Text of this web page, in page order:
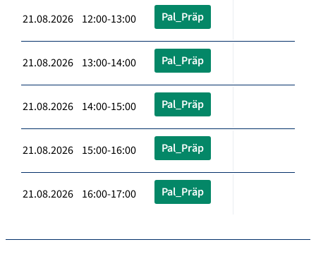
21.08.2026 12:00-13:00 Pal_Präp
21.08.2026 13:00-14:00 Pal_Präp
21.08.2026 14:00-15:00 Pal_Präp
21.08.2026 15:00-16:00 Pal_Präp
21.08.2026 16:00-17:00 Pal_Präp